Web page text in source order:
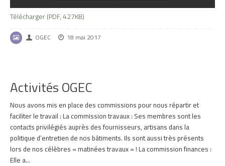
Télécharger (PDF, 427KB)
OGEC 18 mai 2017
Activités OGEC
Nous avons mis en place des commissions pour nous répartir et
faciliter le travail : La commission travaux : Ses membres sont les
contacts privilégiés auprès des fournisseurs, artisans dans la
politique d’entretien de nos bâtiments. Ils sont aussi très présents
lors de nos célèbres « matinées travaux » ! La commission finances :
Elle a…